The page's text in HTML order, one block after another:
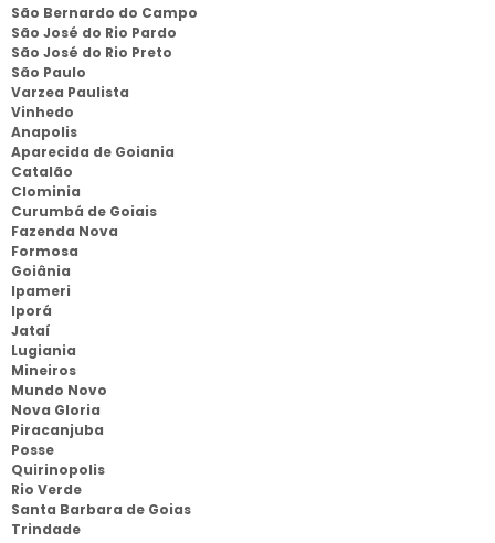
São Bernardo do Campo
São José do Rio Pardo
São José do Rio Preto
São Paulo
Varzea Paulista
Vinhedo
Anapolis
Aparecida de Goiania
Catalão
Clominia
Curumbá de Goiais
Fazenda Nova
Formosa
Goiânia
Ipameri
Iporá
Jataí
Lugiania
Mineiros
Mundo Novo
Nova Gloria
Piracanjuba
Posse
Quirinopolis
Rio Verde
Santa Barbara de Goias
Trindade